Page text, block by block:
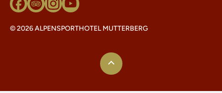
© 2026 ALPENSPORTHOTEL MUTTERBERG